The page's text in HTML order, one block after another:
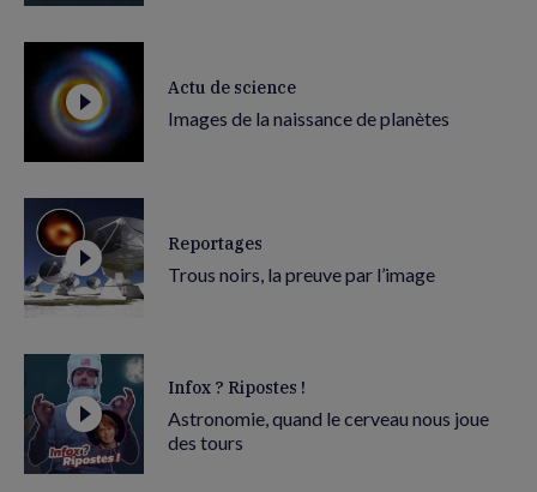
Actu de science
Images de la naissance de planètes
Reportages
Trous noirs, la preuve par l’image
Infox ? Ripostes !
Astronomie, quand le cerveau nous joue
des tours